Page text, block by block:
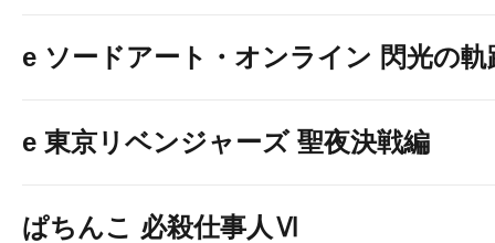
e ソードアート・オンライン 閃光の軌
e 東京リベンジャーズ 聖夜決戦編
ぱちんこ 必殺仕事人Ⅵ